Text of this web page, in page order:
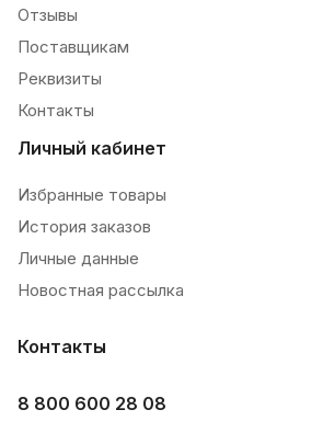
Отзывы
Поставщикам
Реквизиты
Контакты
Личный кабинет
Избранные товары
История заказов
Личные данные
Новостная рассылка
Контакты
8 800 600 28 08